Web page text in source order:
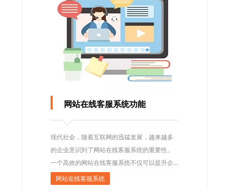
网站在线客服系统功能
现代社会，随着互联网的迅猛发展，越来越多
的企业意识到了网站在线客服系统的重要性。
一个高效的网站在线客服系统不仅可以提升企
业的形象和竞争力，还可以提升用户的体验和
网站在线客服系统